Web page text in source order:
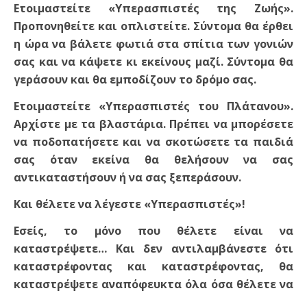
Ετοιμαστείτε «Υπερασπιστές της Ζωής».
Προπονηθείτε και οπλιστείτε. Σύντομα θα έρθει
η ώρα να βάλετε φωτιά στα σπίτια των γονιών
σας και να κάψετε κι εκείνους μαζί. Σύντομα θα
γεράσουν και θα εμποδίζουν το δρόμο σας.
Ετοιμαστείτε «Υπερασπιστές του Πλάτανου».
Αρχίστε με τα βλαστάρια. Πρέπει να μπορέσετε
να ποδοπατήσετε και να σκοτώσετε τα παιδιά
σας όταν εκείνα θα θελήσουν να σας
αντικαταστήσουν ή να σας ξεπεράσουν.
Και θέλετε να λέγεστε «Υπερασπιστές»!
Εσείς, το μόνο που θέλετε είναι να
καταστρέψετε… Και δεν αντιλαμβάνεστε ότι
καταστρέφοντας και καταστρέφοντας, θα
καταστρέψετε αναπόφευκτα όλα όσα θέλετε να